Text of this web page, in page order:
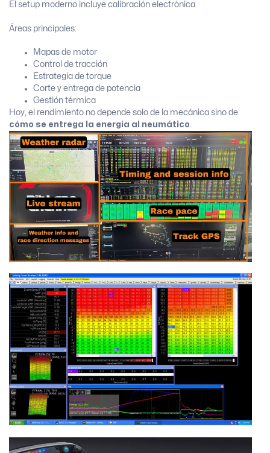
El setup moderno incluye calibración electrónica.
Áreas principales:
Mapas de motor
Control de tracción
Estrategia de torque
Corte y entrega de potencia
Gestión térmica
Hoy, el rendimiento no depende solo de la mecánica sino de
cómo se entrega la energía al neumático